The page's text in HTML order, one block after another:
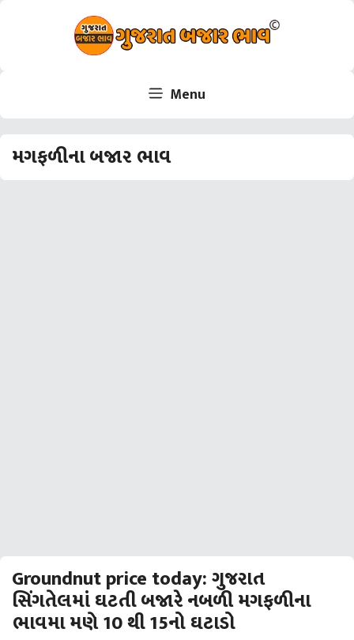
Skip
Menu
મગફળીના બજાર ભાવ
Groundnut price today: ગુજરાત
સિંગતેલમાં ઘટતી બજારે નબળી મગફળીના
ભાવમા મણે 10 થી 15નો ઘટાડો